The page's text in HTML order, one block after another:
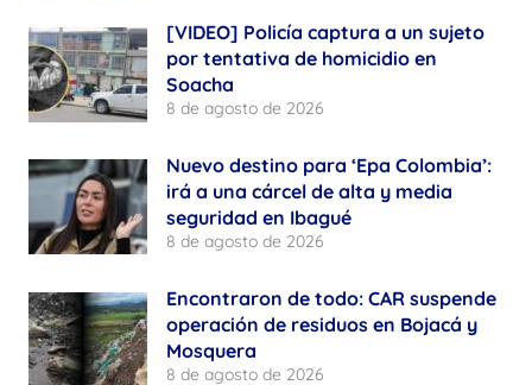
[VIDEO] Policía captura a un sujeto
por tentativa de homicidio en
Soacha
8 de agosto de 2026
Nuevo destino para ‘Epa Colombia’:
irá a una cárcel de alta y media
seguridad en Ibagué
8 de agosto de 2026
Encontraron de todo: CAR suspende
operación de residuos en Bojacá y
Mosquera
8 de agosto de 2026